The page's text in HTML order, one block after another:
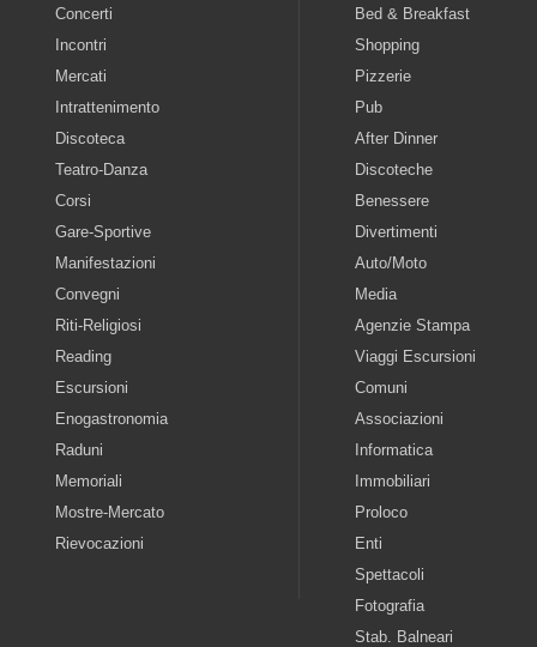
Concerti
Incontri
Mercati
Intrattenimento
Discoteca
Teatro-Danza
Corsi
Gare-Sportive
Manifestazioni
Convegni
Riti-Religiosi
Reading
Escursioni
Enogastronomia
Raduni
Memoriali
Mostre-Mercato
Rievocazioni
Bed & Breakfast
Shopping
Pizzerie
Pub
After Dinner
Discoteche
Benessere
Divertimenti
Auto/Moto
Media
Agenzie Stampa
Viaggi Escursioni
Comuni
Associazioni
Informatica
Immobiliari
Proloco
Enti
Spettacoli
Fotografia
Stab. Balneari